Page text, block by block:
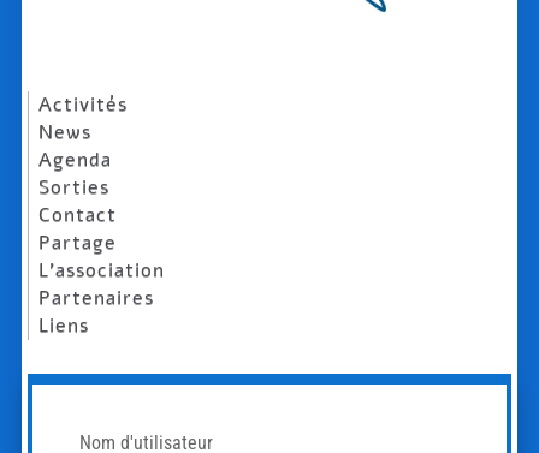
Activités
News
Agenda
Sorties
Contact
Partage
L’association
Partenaires
Liens